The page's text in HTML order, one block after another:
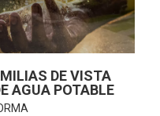
DE VISTA
AGUA POTABLE